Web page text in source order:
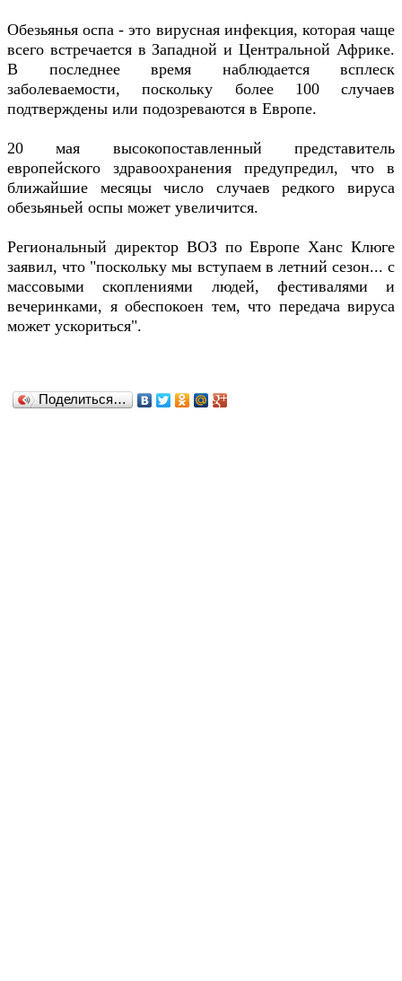
Обезьянья оспа - это вирусная инфекция, которая чаще
всего встречается в Западной и Центральной Африке.
В последнее время наблюдается всплеск
заболеваемости, поскольку более 100 случаев
подтверждены или подозреваются в Европе.
20 мая высокопоставленный представитель
европейского здравоохранения предупредил, что в
ближайшие месяцы число случаев редкого вируса
обезьяньей оспы может увеличится.
Региональный директор ВОЗ по Европе Ханс Клюге
заявил, что "поскольку мы вступаем в летний сезон... с
массовыми скоплениями людей, фестивалями и
вечеринками, я обеспокоен тем, что передача вируса
может ускориться".
Поделиться…